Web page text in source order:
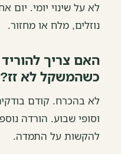
לא על שינוי יומי. יום
נוזלים, מלח או מחזור.
האם צריך להוריד
כשהמשקל לא זז?
לא בהכרח. קודם
וסופי שבוע. הורדה
להקשות על התמדה.